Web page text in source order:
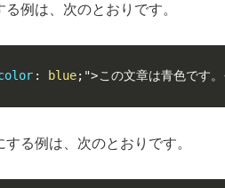
例は、次のとおりです。
: blue; ">この文章は青色です。
る例は、次のとおりです。